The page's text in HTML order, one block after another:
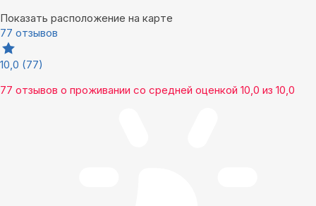
Показать расположение на карте
77 отзывов
10,0 (77)
77 отзывов о проживании со средней оценкой 10,0 из 10,0